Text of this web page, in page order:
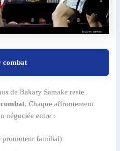
combat
de Bakary Samake reste
. Chaque affrontement
négociée entre :
promoteur familial)